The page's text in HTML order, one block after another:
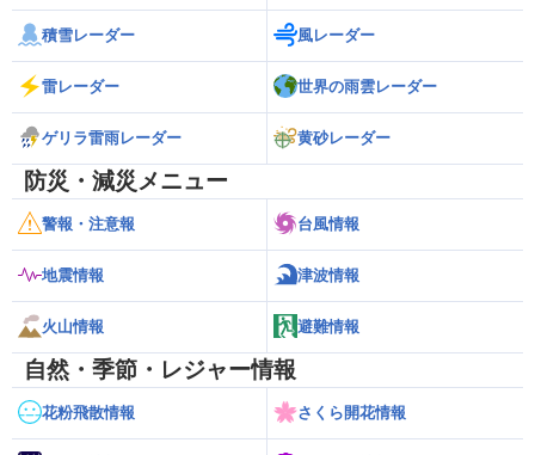
積雪レーダー 風レーダー
雷レーダー 世界の雨雲レーダー
ゲリラ雷雨レーダー 黄砂レーダー
防災・減災メニュー
警報・注意報 台風情報
地震情報 津波情報
火山情報 避難情報
自然・季節・レジャー情報
花粉飛散情報 さくら開花情報